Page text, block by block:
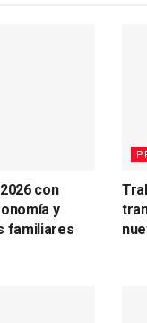
con
y
familiares